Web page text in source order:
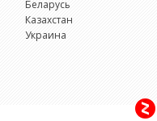
Беларусь
Казахстан
Украина